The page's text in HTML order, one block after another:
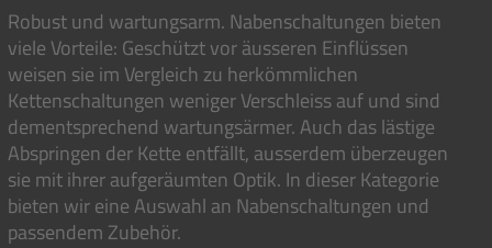
Robust und wartungsarm. Nabenschaltungen bieten
viele Vorteile: Geschützt vor äusseren Einflüssen
weisen sie im Vergleich zu herkömmlichen
Kettenschaltungen weniger Verschleiss auf und sind
dementsprechend wartungsärmer. Auch das lästige
Abspringen der Kette entfällt, ausserdem überzeugen
sie mit ihrer aufgeräumten Optik. In dieser Kategorie
bieten wir eine Auswahl an Nabenschaltungen und
passendem Zubehör.